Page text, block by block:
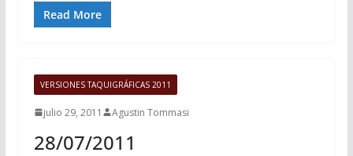
Read More
VERSIONES TAQUIGRÁFICAS 2011
julio 29, 2011 Agustin Tommasi
28/07/2011